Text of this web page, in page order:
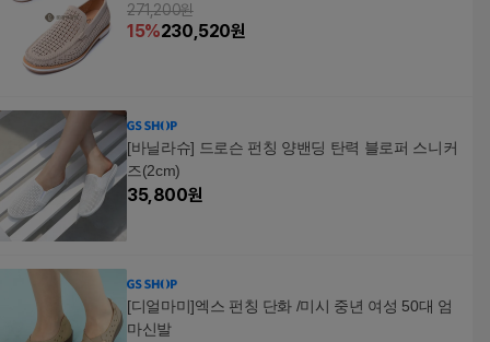
271,200원
15%230,520원
[바닐라슈] 드로슨 펀칭 양밴딩 탄력 블로퍼 스니커
즈(2cm)
35,800원
[디얼마미]엑스 펀칭 단화 /미시 중년 여성 50대 엄
마신발